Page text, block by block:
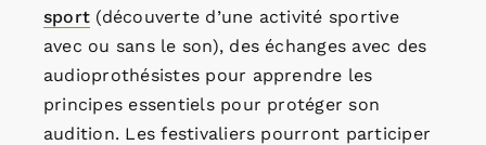
sport (découverte d’une activité sportive
avec ou sans le son), des échanges avec des
audioprothésistes pour apprendre les
principes essentiels pour protéger son
audition. Les festivaliers pourront participer